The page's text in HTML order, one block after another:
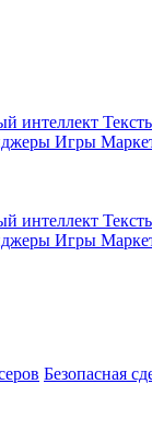
интеллект
Игры
интеллект
Игры
Безопасная